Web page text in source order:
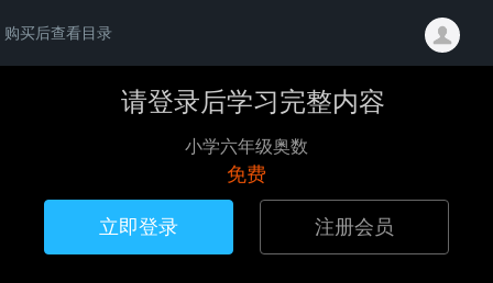
购买后查看目录
请登录后学习完整内容
小学六年级奥数
免费
立即登录 注册会员